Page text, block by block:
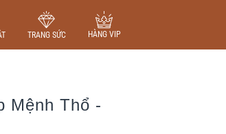
TRANG SỨC HÀNG VIP
Mệnh Thổ -